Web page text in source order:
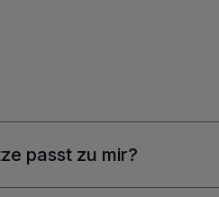
passt zu mir?